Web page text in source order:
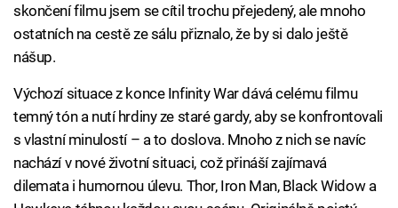
skončení filmu jsem se cítil trochu přejedený, ale mnoho
ostatních na cestě ze sálu přiznalo, že by si dalo ještě
nášup.
Výchozí situace z konce Infinity War dává celému filmu
temný tón a nutí hrdiny ze staré gardy, aby se konfrontovali
s vlastní minulostí – a to doslova. Mnoho z nich se navíc
nachází v nové životní situaci, což přináší zajímavá
dilemata i humornou úlevu. Thor, Iron Man, Black Widow a